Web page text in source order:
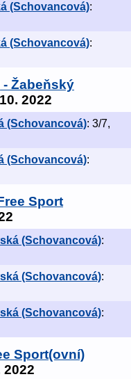
(Schovancová):
(Schovancová):
- Žabeňský
2022
(Schovancová): 3/7,
(Schovancová):
Sport
(Schovancová):
(Schovancová):
(Schovancová):
Sport(ovní)
2022